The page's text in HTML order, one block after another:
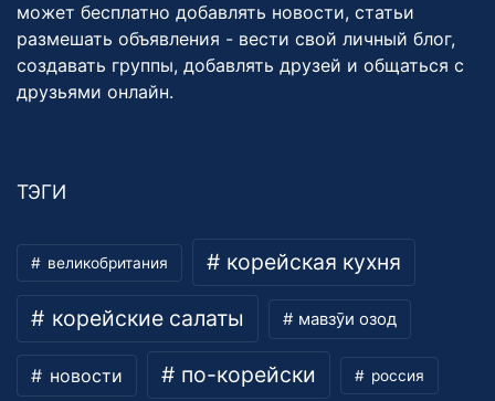
может бесплатно добавлять новости, статьи
размешать объявления - вести свой личный блог,
создавать группы, добавлять друзей и общаться с
друзьями онлайн.
ТЭГИ
великобритания корейская кухня
корейские салаты мавзӯи озод
новости по-корейски россия